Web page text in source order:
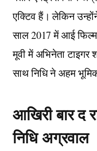
एक्टिव हैं। लेकिन
साल 2017 में आई
मूवी में अभिनेता टाइगर
साथ निधि ने अहम
आखिरी बार द
निधि अग्रवाल